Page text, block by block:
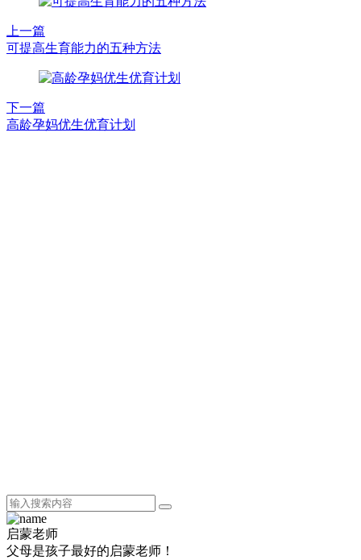
上一篇
可提高生育能力的五种方法
下一篇
高龄孕妈优生优育计划
启蒙老师
父母是孩子最好的启蒙老师！